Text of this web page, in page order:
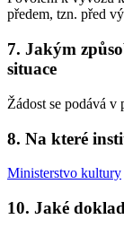
předem, tzn. před
7. Jakým
situace
Žádost se podává v
8. Na které
Ministerstvo kultury
10. Jaké